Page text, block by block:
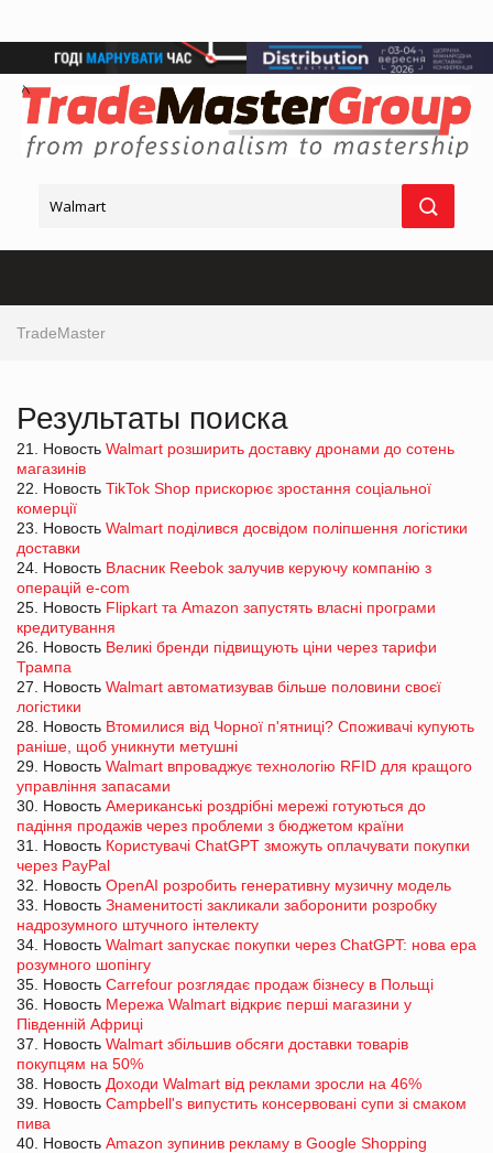
TradeMaster
Результаты поиска
21. Новость Walmart розширить доставку дронами до сотень
магазинів
22. Новость TikTok Shop прискорює зростання соціальної
комерції
23. Новость Walmart поділився досвідом поліпшення логістики
доставки
24. Новость Власник Reebok залучив керуючу компанію з
операцій e-com
25. Новость Flipkart та Amazon запустять власні програми
кредитування
26. Новость Великі бренди підвищують ціни через тарифи
Трампа
27. Новость Walmart автоматизував більше половини своєї
логістики
28. Новость Втомилися від Чорної п'ятниці? Споживачі купують
раніше, щоб уникнути метушні
29. Новость Walmart впроваджує технологію RFID для кращого
управління запасами
30. Новость Американські роздрібні мережі готуються до
падіння продажів через проблеми з бюджетом країни
31. Новость Користувачі ChatGPT зможуть оплачувати покупки
через PayPal
32. Новость OpenAI розробить генеративну музичну модель
33. Новость Знаменитості закликали заборонити розробку
надрозумного штучного інтелекту
34. Новость Walmart запускає покупки через ChatGPT: нова ера
розумного шопінгу
35. Новость Carrefour розглядає продаж бізнесу в Польщі
36. Новость Мережа Walmart відкриє перші магазини у
Південній Африці
37. Новость Walmart збільшив обсяги доставки товарів
покупцям на 50%
38. Новость Доходи Walmart від реклами зросли на 46%
39. Новость Campbell's випустить консервовані супи зі смаком
пива
40. Новость Amazon зупинив рекламу в Google Shopping